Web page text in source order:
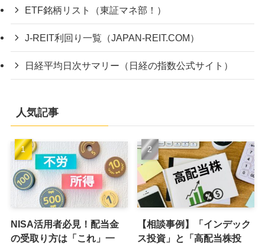
ETF銘柄リスト（東証マネ部！）
J-REIT利回り一覧（JAPAN-REIT.COM）
日経平均日次サマリー（日経の指数公式サイト）
人気記事
NISA活用者必見！配当金
の受取り方は「これ」一
【相談事例】「インデック
ス投資」と「高配当株投